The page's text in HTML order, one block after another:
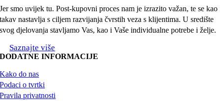
Jer smo uvijek tu. Post-kupovni proces nam je izrazito važan, te se kao
takav nastavlja s ciljem razvijanja čvrstih veza s klijentima. U središte
svog djelovanja stavljamo Vas, kao i Vaše individualne potrebe i želje.
Saznajte više
DODATNE INFORMACIJE
Kako do nas
Podaci o tvrtki
Pravila privatnosti